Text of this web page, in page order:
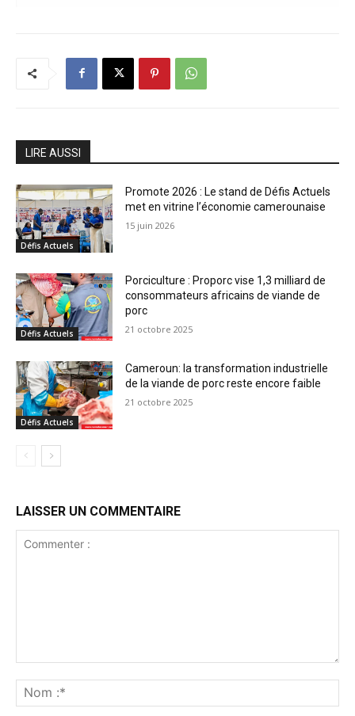
LIRE AUSSI
Défis Actuels
Promote 2026 : Le stand de Défis Actuels
met en vitrine l’économie camerounaise
15 juin 2026
Défis Actuels
Porciculture : Proporc vise 1,3 milliard de
consommateurs africains de viande de
porc
21 octobre 2025
Défis Actuels
Cameroun: la transformation industrielle
de la viande de porc reste encore faible
21 octobre 2025
LAISSER UN COMMENTAIRE
:*